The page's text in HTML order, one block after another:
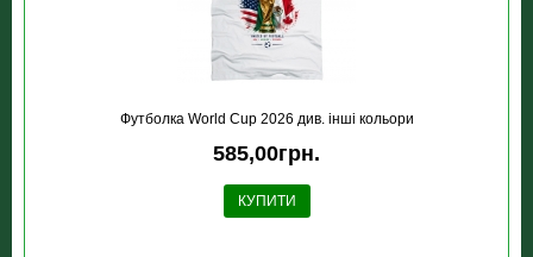
Футболка World Cup 2026 див. інші кольори
585,00грн.
КУПИТИ